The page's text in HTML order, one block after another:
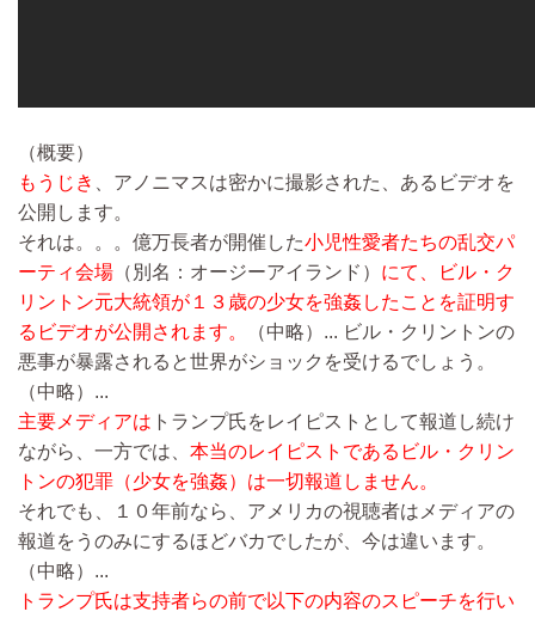
（概要）
もうじき 、アノニマスは密かに撮影された、あるビデオを
公開します。
それは。。。億万長者が開催した小児性愛者たちの乱交パ
ーティ会場 （別名：オージーアイランド） にて、ビル・ク
リントン元大統領が１３歳の少女を強姦したことを証明す
るビデオが公開されます。
（中略）... ビル・クリントンの
悪事が暴露されると世界がショックを受けるでしょう。
（中略）...
主要メディアは トランプ氏をレイピストとして報道し続け
ながら、一方では、 本当のレイピストであるビル・クリン
トンの犯罪（少女を強姦）は一切報道しません。
それでも、１０年前なら、アメリカの視聴者はメディアの
報道をうのみにするほどバカでしたが、今は違います。
（中略）...
トランプ氏は支持者らの前で以下の内容のスピーチを行い